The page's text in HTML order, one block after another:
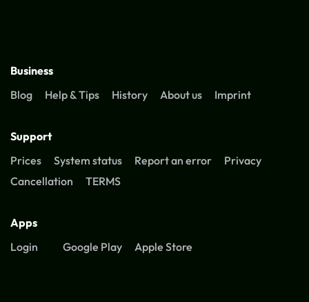
Business
Blog
Help & Tips History About us Imprint
Support
Prices
System status Report an error
Privacy
Cancellation
TERMS
Apps
Login
Google Play Apple Store